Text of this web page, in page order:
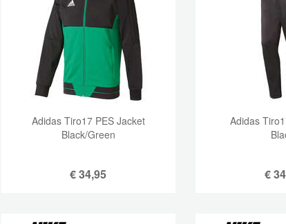
Adidas Tiro17 PES Jacket
Black/Green
€34,95
Adidas
€